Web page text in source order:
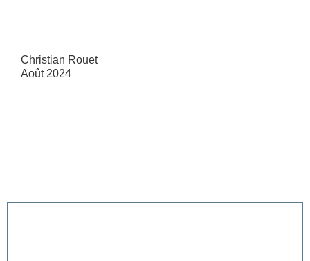
Christian Rouet
Août 2024